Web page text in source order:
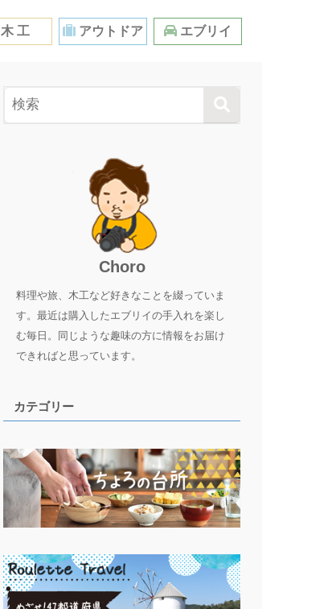
木 工 アウトドア エブリイ
Choro
料理や旅、木工など好きなことを綴っていま
す。最近は購入したエブリイの手入れを楽し
む毎日。同じような趣味の方に情報をお届け
できればと思っています。
カテゴリー